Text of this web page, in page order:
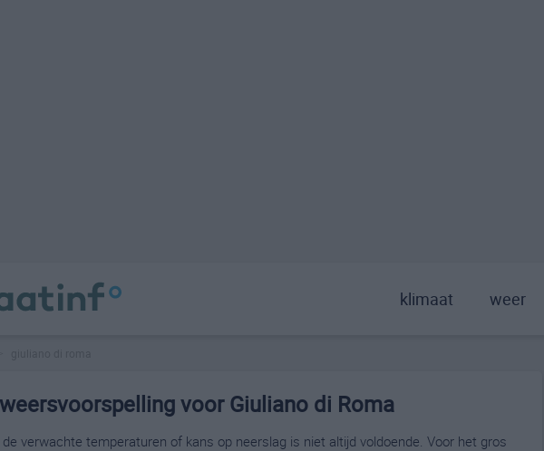
klimaat weer
voor Giuliano di Roma
verwachte temperaturen of kans op neerslag is niet altijd voldoende. Voor het gros